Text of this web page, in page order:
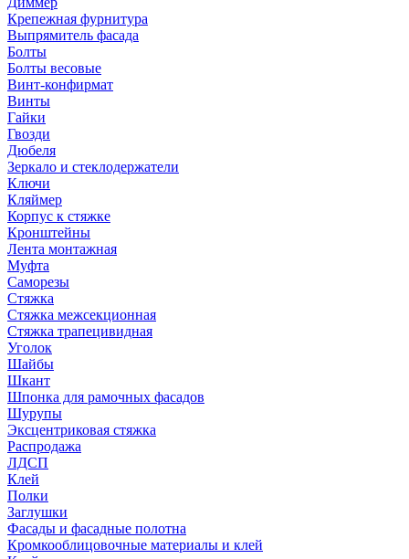
Крепежная фурнитура
Выпрямитель фасада
Болты
Болты весовые
Винт-конфирмат
Винты
Гайки
Гвозди
Дюбеля
Зеркало и стеклодержатели
Ключи
Кляймер
Корпус к стяжке
Кронштейны
Лента монтажная
Муфта
Саморезы
Стяжка
Стяжка межсекционная
Стяжка трапецивидная
Уголок
Шайбы
Шкант
Шпонка для рамочных фасадов
Шурупы
Эксцентриковая стяжка
Распродажа
ЛДСП
Клей
Полки
Заглушки
Фасады и фасадные полотна
Кромкооблицовочные материалы и клей